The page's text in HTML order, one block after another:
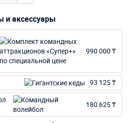
и аксессуары
990 000 ₸
93 125 ₸
180 625 ₸